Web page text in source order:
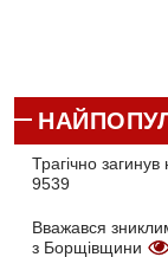
Трагічно
9539
Вважався
з Борщівщини